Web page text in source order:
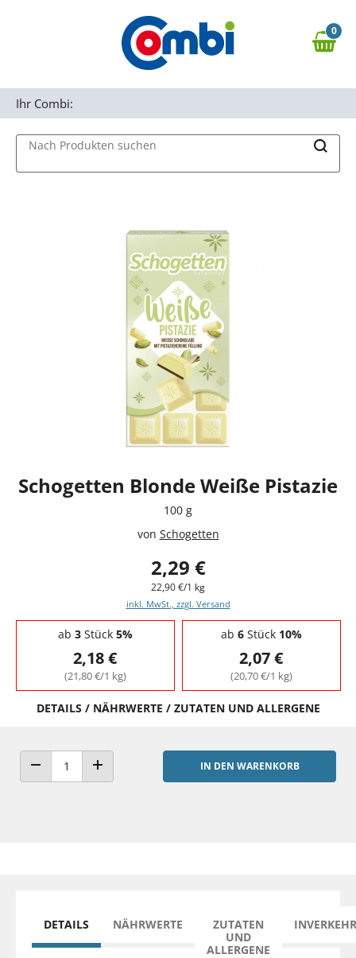
Zur Navigation springen
0,00 €
0
Nach Produkten suchen
Ihr Combi:
Schogetten Blonde Weiße Pistazie
100 g
von Schogetten
2,29 €
22,90 €/1 kg
inkl. MwSt., zzgl. Versand
Staffelpreise - Mengenrabatt
ab 3Stück 5%
2,18 €
(21,80 €/1 kg)
ab 6Stück 10%
2,07 €
(20,70 €/1 kg)
DETAILS / NÄHRWERTE / ZUTATEN UND ALLERGENE
ANZAHL VERRINGERNANZAHL ERHÖHEN
IN DEN WARENKORB
DETAILS NÄHRWERTE
ZUTATEN
UND
ALLERGENE